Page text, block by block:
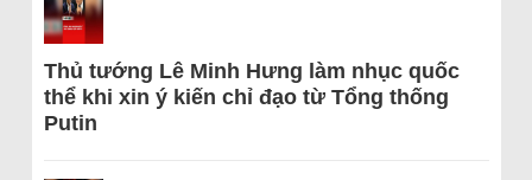
Thủ tướng Lê Minh Hưng làm nhục quốc
thể khi xin ý kiến chỉ đạo từ Tổng thống
Putin